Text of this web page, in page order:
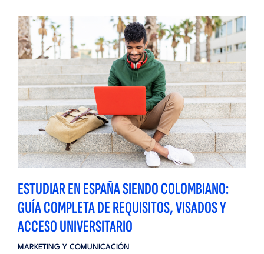
ESTUDIAR EN ESPAÑA SIENDO COLOMBIANO:
GUÍA COMPLETA DE REQUISITOS, VISADOS Y
ACCESO UNIVERSITARIO
MARKETING Y COMUNICACIÓN